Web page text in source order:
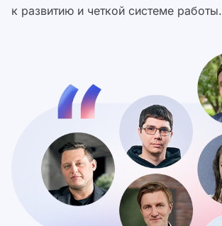
к развитию и четкой системе работы.